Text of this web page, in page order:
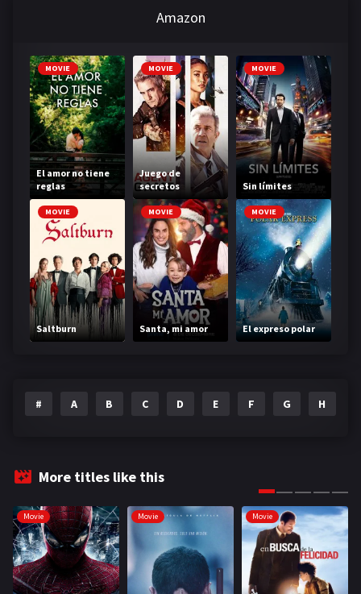
Amazon
MOVIE
El amor no tiene
reglas
MOVIE
Juego de
secretos
MOVIE
Sin límites
MOVIE
Saltburn
MOVIE
Santa, mi amor
MOVIE
El expreso polar
# A B C D E F G H
More titles like this
Movie Movie Movie